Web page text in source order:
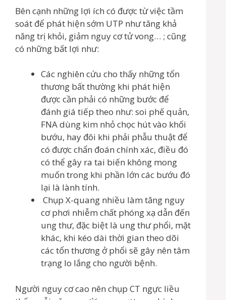
Bên cạnh những lợi ích có được từ việc tầm
soát để phát hiện sớm UTP như tăng khả
năng trị khỏi, giảm nguy cơ tử vong… ; cũng
có những bất lợi như:
Các nghiên cứu cho thấy những tổn
thương bất thường khi phát hiện
được cần phải có những bước để
đánh giá tiếp theo như: soi phế quản,
FNA dùng kim nhỏ chọc hút vào khối
bướu, hay đôi khi phải phẫu thuật để
có được chẩn đoán chính xác, điều đó
có thể gây ra tai biến không mong
muốn trong khi phần lớn các bướu đó
lại là lành tính.
Chụp X-quang nhiều làm tăng nguy
cơ phơi nhiễm chất phóng xạ dẫn đến
ung thư, đặc biệt là ung thư phổi, mặt
khác, khi kéo dài thời gian theo dõi
các tổn thương ở phổi sẽ gây nên tâm
trạng lo lắng cho người bệnh.
Người nguy cơ cao nên chụp CT ngực liều